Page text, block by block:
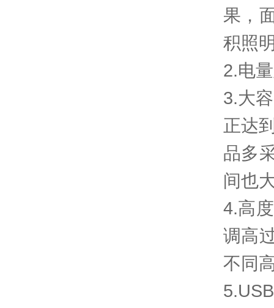
果，
积照
2.电
3.大
正达
品多
间也
4.高
调高
不同